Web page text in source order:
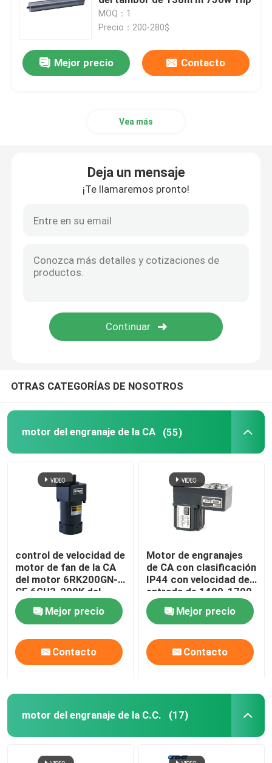
caja de cambios del motor eléctrico
Motor del engranaje del cepillo
Motores de CA eléctricos
Motores eléctricos de DC
MOTOR DE BLDC
Motor de encargo del engranaje
MOQ：1
Precio：200-280$
Mejor precio Contacto
Vea más
Deja un mensaje
¡Te llamaremos pronto!
OTRAS CATEGORÍAS DE NOSOTROS
motor del engranaje de la CA (55)
control de velocidad de
motor de fan de la CA
del motor 6RK200GN-
CF 6GU3-200K del
engranaje de la CA
200W de 104m m
Mejor precio
Contacto
Motor de engranajes
de CA con clasificación
IP44 con velocidad de
entrada de 1400-1700
rpm y resistencia de
aislamiento de 100MΩ
min
Mejor precio
Contacto
motor del engranaje de la C.C. (17)